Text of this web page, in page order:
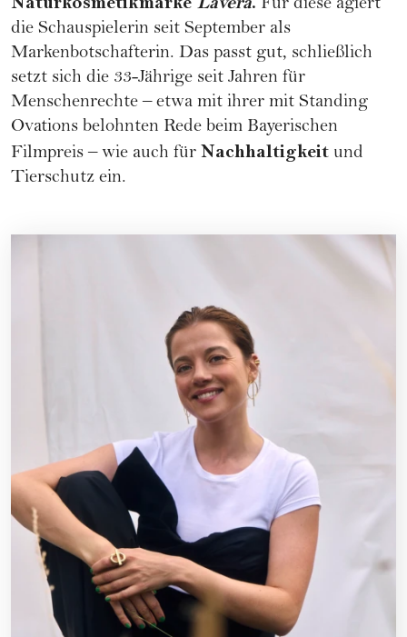
Für diese agiert
die Schauspielerin seit September als
Markenbotschafterin. Das passt gut, schließlich
setzt sich die 33-Jährige seit Jahren für
Menschenrechte – etwa mit ihrer mit Standing
Ovations belohnten Rede beim Bayerischen
Filmpreis – wie auch für Nachhaltigkeit und
Tierschutz ein.